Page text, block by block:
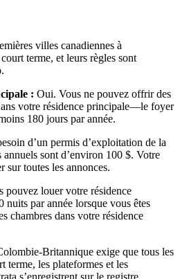
villes canadiennes à
terme, et leurs règles sont
: Oui. Vous ne pouvez offrir des
votre résidence principale—le foyer
180 jours par année.
d’un permis d’exploitation de la
sont d’environ 100 $. Votre
sur toutes les annonces.
pouvez louer votre résidence
nuits par année lorsque vous êtes
chambres dans votre résidence
Britannique exige que tous les
terme, les plateformes et les